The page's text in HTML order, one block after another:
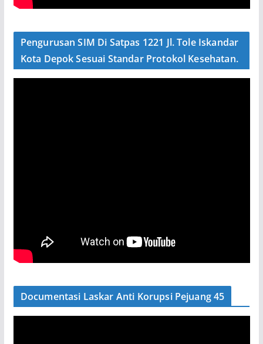
Pengurusan SIM Di Satpas 1221 Jl. Tole Iskandar
Kota Depok Sesuai Standar Protokol Kesehatan.
Documentasi Laskar Anti Korupsi Pejuang 45